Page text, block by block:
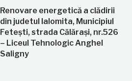
Renovare energetică a clădirii
din judetul Ialomita, Municipiul
Fetești, strada Călărași, nr.526
– Liceul Tehnologic Anghel
Saligny